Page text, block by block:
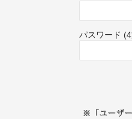
パスワード